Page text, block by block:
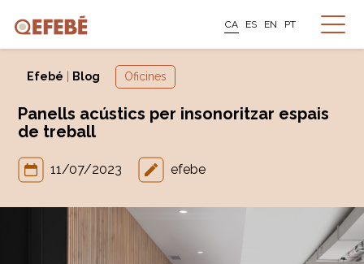
CA ES EN PT
Efebé Blog Oficines
Panells acústics per insonoritzar espais
de treball
11/07/2023 efebe